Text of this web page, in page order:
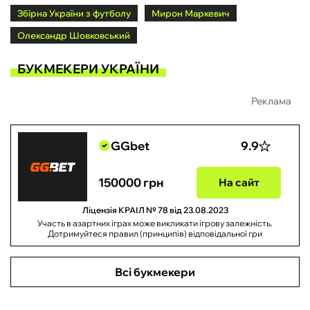
Збірна України з футболу
Мирон Маркевич
Олександр Шовковський
БУКМЕКЕРИ УКРАЇНИ
Реклама
GGbet 9.9
150000 грн На сайт
Ліцензія КРАІЛ № 78 від 23.08.2023
Участь в азартних іграх може викликати ігрову залежність.
Дотримуйтеся правил (принципів) відповідальної гри
Всі букмекери